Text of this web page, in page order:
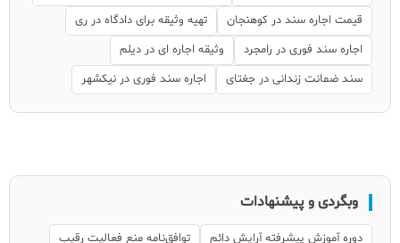
قیمت اجاره سند در کوهنجان
تهیه وثیقه برای دادگاه در ری
اجاره سند فوری در رامجرد
وثیقه اجاره ای در دیلم
سند ضمانت زندانی در جغتای
اجاره سند فوری در نیکشهر
وبگردی و پیشنهادات
دوره آموزش پیشرفته آرایش دائم
توافق‌نامه منع فعالیت رقیب